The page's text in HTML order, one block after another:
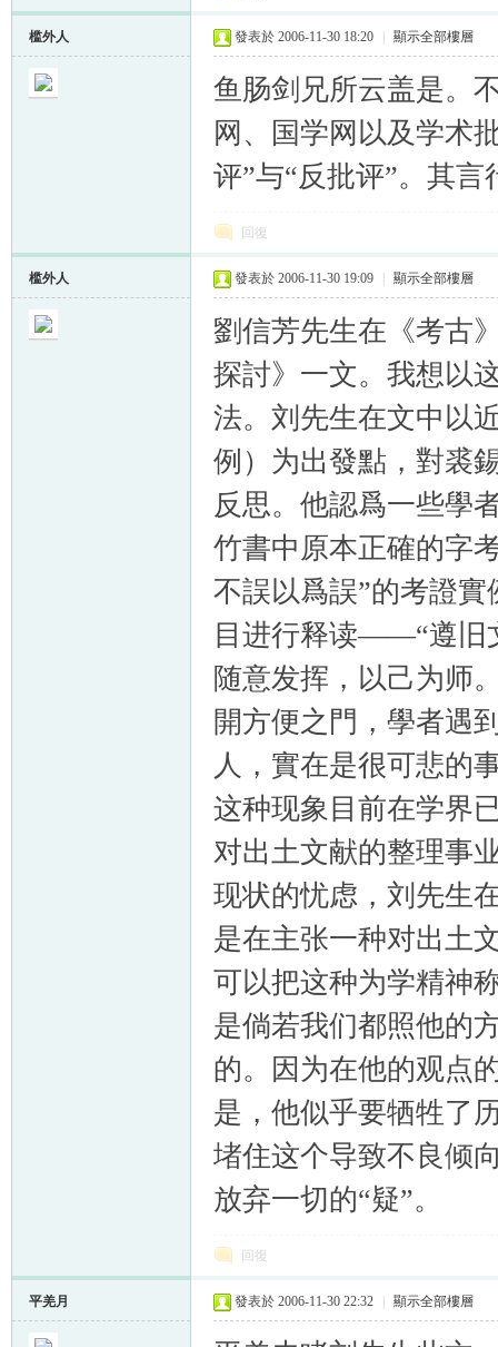
槛外人 發表於 2006-11-30 18:20 顯示全部樓層
鱼肠剑兄所云盖是。
网、国学网以及学术
评”与“反批评”。其
回復
槛外人 發表於 2006-11-30 19:09 顯示全部樓層
劉信芳先生在《考古
探討》一文。我想以
法。刘先生在文中以
例）为出發點，對裘
反思。他認爲一些學
竹書中原本正確的字
不誤以爲誤”的考證
目进行释读——“遵旧
随意发挥，以己为师
開方便之門，學者遇
人，實在是很可悲的
这种现象目前在学界
对出土文献的整理事
现状的忧虑，刘先生
是在主张一种对出土
可以把这种为学精神
是倘若我们都照他的
的。因为在他的观点
是，他似乎要牺牲了
堵住这个导致不良倾
放弃一切的“疑”。
回復
平羌月 發表於 2006-11-30 22:32 顯示全部樓層